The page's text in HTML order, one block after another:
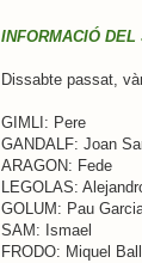
INFORMACIÓ DEL
Dissabte passat,
GIMLI: Pere
GANDALF: Joan
ARAGON: Fede
LEGOLAS:
GOLUM: Pau
SAM: Ismael
FRODO: Miquel